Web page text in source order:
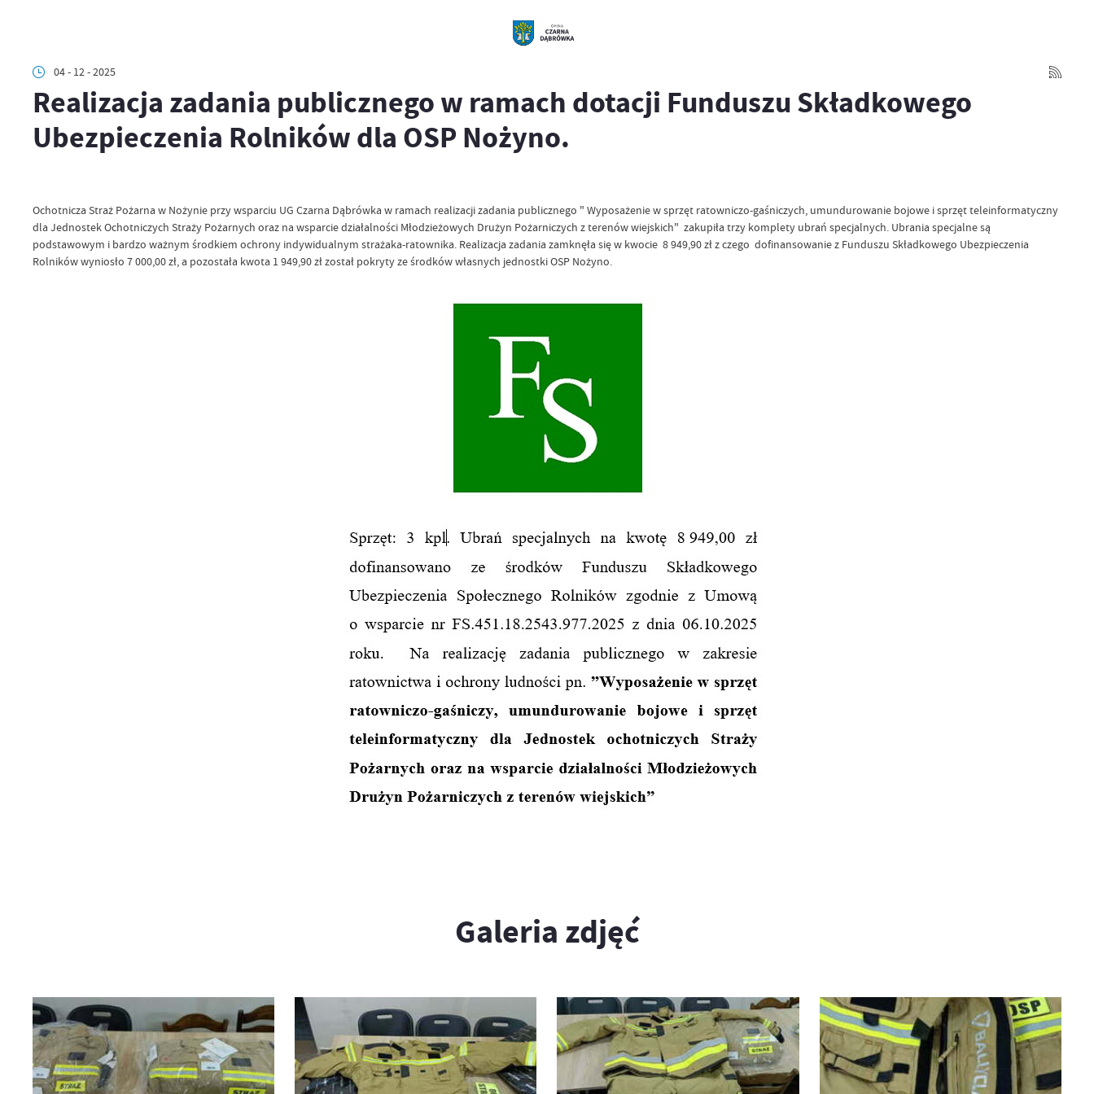
04 - 12 - 2025
Realizacja zadania publicznego w ramach dotacji Funduszu Składkowego
Ubezpieczenia Rolników dla OSP Nożyno.
Ochotnicza Straż Pożarna w Nożynie przy wsparciu UG Czarna Dąbrówka w ramach realizacji zadania publicznego " Wyposażenie w sprzęt ratowniczo-gaśniczych, umundurowanie bojowe i sprzęt teleinformatyczny
dla Jednostek Ochotniczych Straży Pożarnych oraz na wsparcie działalności Młodzieżowych Drużyn Pożarniczych z terenów wiejskich" zakupiła trzy komplety ubrań specjalnych. Ubrania specjalne są
podstawowym i bardzo ważnym środkiem ochrony indywidualnym strażaka-ratownika. Realizacja zadania zamknęła się w kwocie 8 949,90 zł z czego dofinansowanie z Funduszu Składkowego Ubezpieczenia
Rolników wyniosło 7 000,00 zł, a pozostała kwota 1 949,90 zł został pokryty ze środków własnych jednostki OSP Nożyno.
Galeria zdjęć